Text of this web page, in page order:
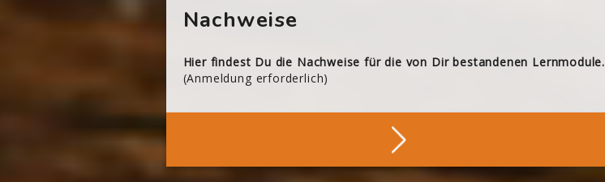
Nachweise
Hier findest Du die Nachweise für die von Dir bestandenen Lernmodule.
(Anmeldung erforderlich)
Deine Nachweise